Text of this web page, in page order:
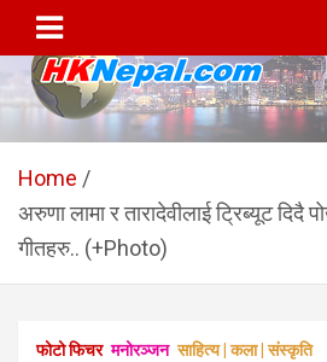
content
HKNepal.com –
सञ्चालित पहिलो
पत्रिका
hknepal, hknepal.com, hk nepal, hk
Home
अरुणा लामा र तारादेवीलाई ट्रिब्यूट दिदै
गीतहरु.. (+Photo)
फोटो फिचर मनोरञ्जन साहित्य | कला | संस्कृति